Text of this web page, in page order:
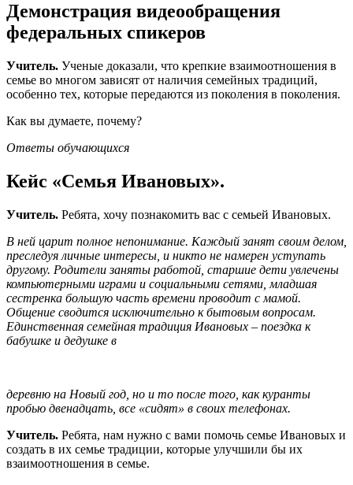
Демонстрация видеообращения
федеральных спикеров
Учитель. Ученые доказали, что крепкие взаимоотношения в
семье во многом зависят от наличия семейных традиций,
особенно тех, которые передаются из поколения в поколения.
Как вы думаете, почему?
Ответы обучающихся
Кейс «Семья Ивановых».
Учитель. Ребята, хочу познакомить вас с семьей Ивановых.
В ней царит полное непонимание. Каждый занят своим делом,
преследуя личные интересы, и никто не намерен уступать
другому. Родители заняты работой, старшие дети увлечены
компьютерными играми и социальными сетями, младшая
сестренка большую часть времени проводит с мамой.
Общение сводится исключительно к бытовым вопросам.
Единственная семейная традиция Ивановых – поездка к
бабушке и дедушке в
деревню на Новый год, но и то после того, как куранты
пробью двенадцать, все «сидят» в своих телефонах.
Учитель. Ребята, нам нужно с вами помочь семье Ивановых и
создать в их семье традиции, которые улучшили бы их
взаимоотношения в семье.